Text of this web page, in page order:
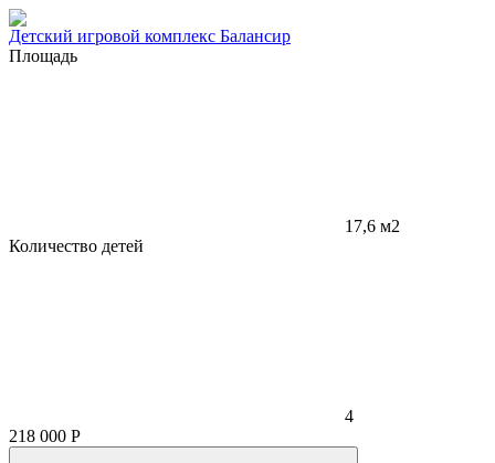
Детский игровой комплекс Балансир
Площадь
17,6 м2
Количество детей
4
218 000 Р